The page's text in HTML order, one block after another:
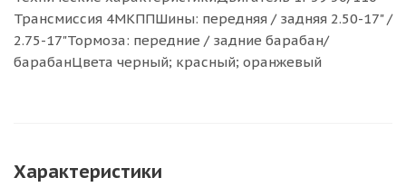
Трансмиссия 4МКППШины: передняя / задняя 2.50-17" /
2.75-17"Тормоза: передние / задние барабан/
барабанЦвета черный; красный; оранжевый
Характеристики